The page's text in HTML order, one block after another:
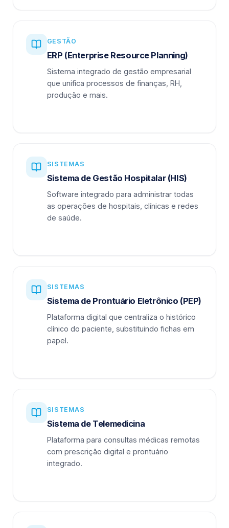
GESTÃO
ERP (Enterprise Resource Planning)
Sistema integrado de gestão empresarial
que unifica processos de finanças, RH,
produção e mais.
SISTEMAS
Sistema de Gestão Hospitalar (HIS)
Software integrado para administrar todas
as operações de hospitais, clínicas e redes
de saúde.
SISTEMAS
Sistema de Prontuário Eletrônico (PEP)
Plataforma digital que centraliza o histórico
clínico do paciente, substituindo fichas em
papel.
SISTEMAS
Sistema de Telemedicina
Plataforma para consultas médicas remotas
com prescrição digital e prontuário
integrado.